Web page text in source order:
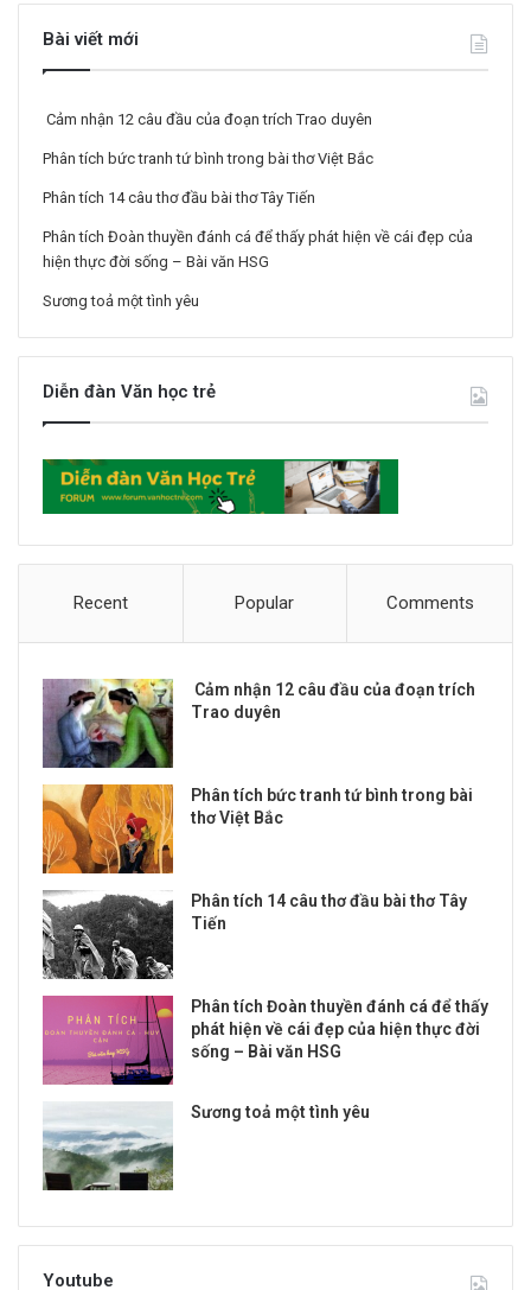
Bài viết mới
Cảm nhận 12 câu đầu của đoạn trích Trao duyên
Phân tích bức tranh tứ bình trong bài thơ Việt Bắc
Phân tích 14 câu thơ đầu bài thơ Tây Tiến
Phân tích Đoàn thuyền đánh cá để thấy phát hiện về cái đẹp của
hiện thực đời sống – Bài văn HSG
Sương toả một tình yêu
Diễn đàn Văn học trẻ
Recent Popular Comments
Cảm nhận 12 câu đầu của đoạn trích
Trao duyên
Phân tích bức tranh tứ bình trong bài
thơ Việt Bắc
Phân tích 14 câu thơ đầu bài thơ Tây
Tiến
Phân tích Đoàn thuyền đánh cá để thấy
phát hiện về cái đẹp của hiện thực đời
sống – Bài văn HSG
Sương toả một tình yêu
Youtube